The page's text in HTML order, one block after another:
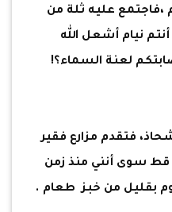
عليه ثلة من
نيام أشعل الله
لعنة السماء؟!
فتقدم مزارع فقير
قط سوى أنني منذ زمن
بقليل من خبز طعام .